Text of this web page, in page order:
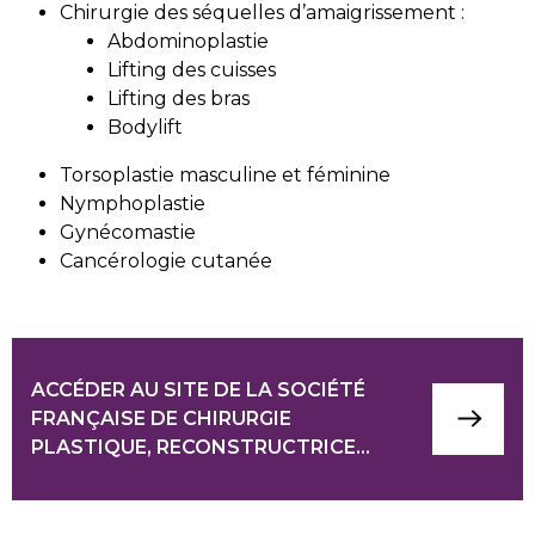
Chirurgie des séquelles d’amaigrissement :
Abdominoplastie
Lifting des cuisses
Lifting des bras
Bodylift
Torsoplastie masculine et féminine
Nymphoplastie
Gynécomastie
Cancérologie cutanée
ACCÉDER AU SITE DE LA SOCIÉTÉ
FRANÇAISE DE CHIRURGIE
PLASTIQUE, RECONSTRUCTRICE…